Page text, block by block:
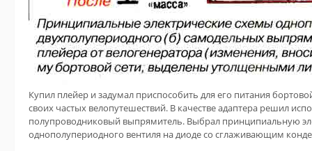
Купил плейер и задумал приспособить для его питания
своих частых велопутешествий. В качестве адаптера решил
полупроводниковый выпрямитель. Выбрал принципиальную
однополупериодного вентиля на диоде со сглаживающим